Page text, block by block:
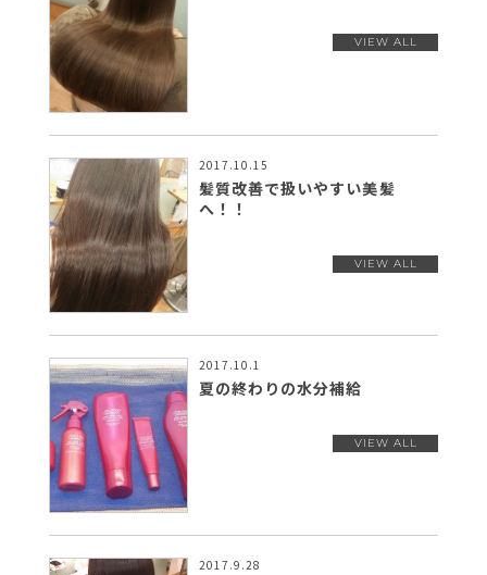
2017.10.15
髪質改善で扱いやすい美髪
へ！！
2017.10.1
夏の終わりの水分補給
2017.9.28